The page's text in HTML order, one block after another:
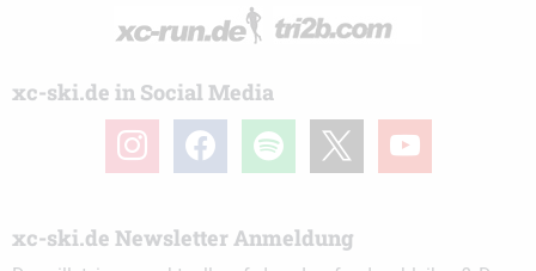
xc-ski.de in Social Media
instagramfacebook spotify youtube
xc-ski.de Newsletter Anmeldung